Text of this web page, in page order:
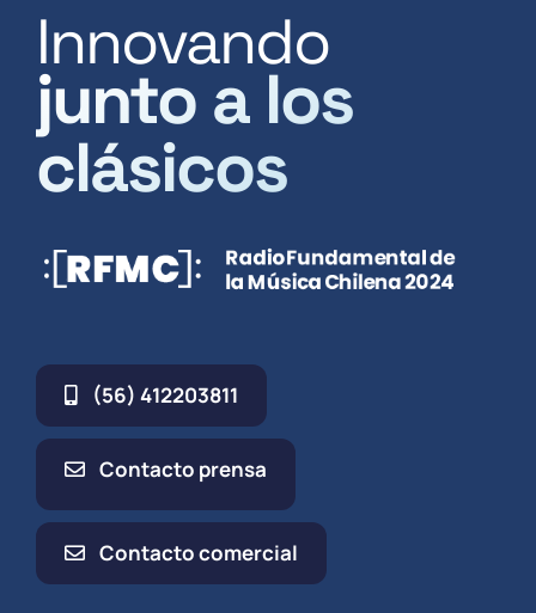
Innovando
junto a los
clásicos
(56) 412203811
Contacto prensa
Contacto comercial